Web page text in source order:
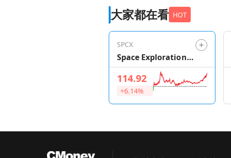
大家都在看 HOT
SPCX
Space Exploration
Technologies
114.92
+6.14%